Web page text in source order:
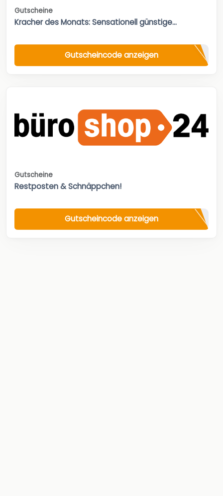
Gutscheine
Kracher des Monats: Sensationell günstige...
Gutscheincode anzeigen
Gutscheine
Restposten & Schnäppchen!
Gutscheincode anzeigen